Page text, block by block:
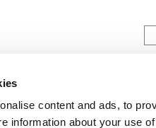
content and ads, to
information about your use